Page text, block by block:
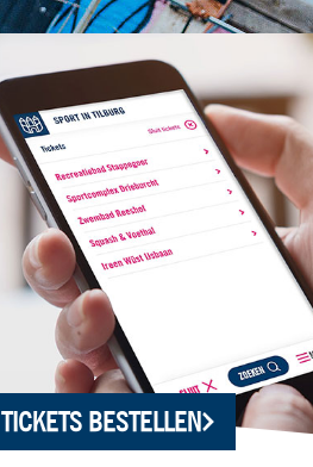
TICKETS BESTELLEN